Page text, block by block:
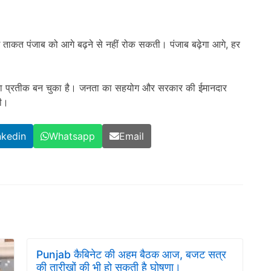
पंजाब को आगे बढ़ने से नहीं रोक सकती। पंजाब बढ़ेगा आगे, हर
प्रतीक बन चुका है। जनता का सहयोग और सरकार की ईमानदार
Whatsapp Email
Punjab कैबिनेट की अहम बैठक आज, बजट सत्र
की तारीखों की भी हो सकती है घोषणा।